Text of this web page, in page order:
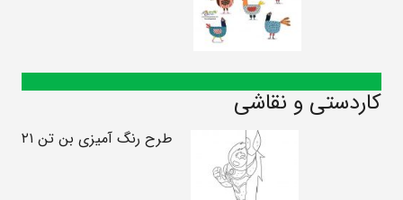
کاردستی و نقاشی
طرح رنگ آمیزی بن تن ۲۱